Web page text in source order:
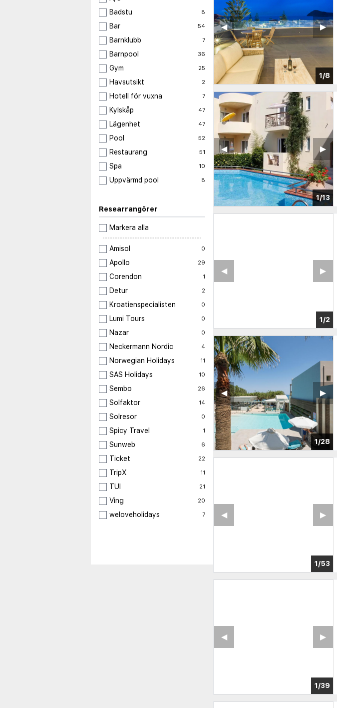
Badstu 8
Bar 54
Barnklubb 7
Barnpool 36
Gym 25
Havsutsikt 2
Hotell för vuxna 7
Kylskåp 47
Lägenhet 47
Pool 52
Restaurang 51
Spa 10
Uppvärmd pool 8
Researrangörer
Markera alla
Amisol 0
Apollo 29
Corendon 1
Detur 2
Kroatienspecialisten 0
Lumi Tours 0
Nazar 0
Neckermann Nordic 4
Norwegian Holidays 11
SAS Holidays 10
Sembo 26
Solfaktor 14
Solresor 0
Spicy Travel 1
Sunweb 6
Ticket 22
TripX 11
TUI 21
Ving 20
weloveholidays 7
1/8
▶︎
◀︎
1/13
▶︎
◀︎
1/28
▶︎
◀︎
1/47
▶︎
◀︎
1/34
▶︎
◀︎